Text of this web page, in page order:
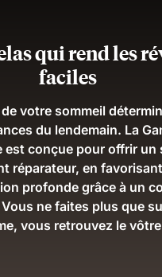
qui rend les
faciles
votre sommeil
du lendemain. La
est conçue pour offrir un
réparateur, en
profonde grâce à un
ne faites plus que
vous retrouvez le